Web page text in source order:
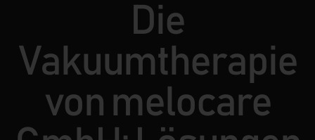
Die
Vakuumtherapie
von melocare